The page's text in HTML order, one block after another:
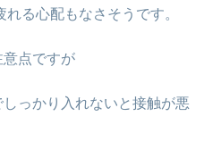
る心配もなさそうです。
点ですが
しっかり入れないと接触が悪